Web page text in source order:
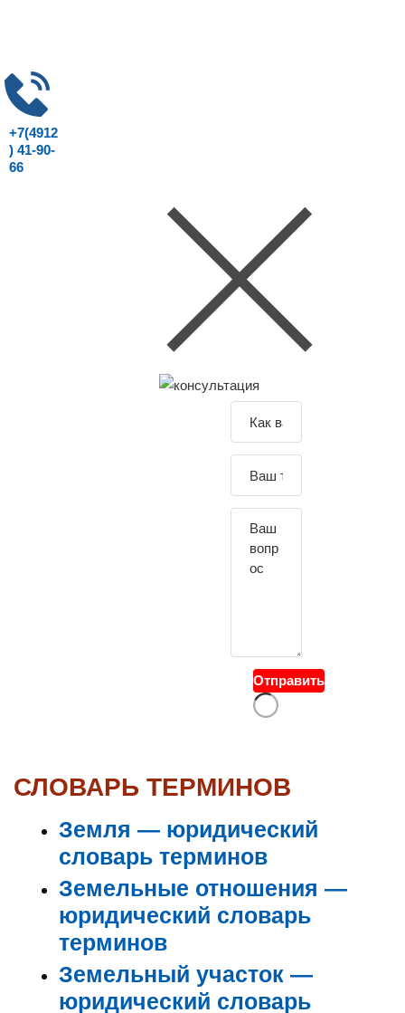
+7(4912
) 41-90-
66
Отправить
СЛОВАРЬ ТЕРМИНОВ
Земля — юридический
словарь терминов
Земельные отношения —
юридический словарь
терминов
Земельный участок —
юридический словарь